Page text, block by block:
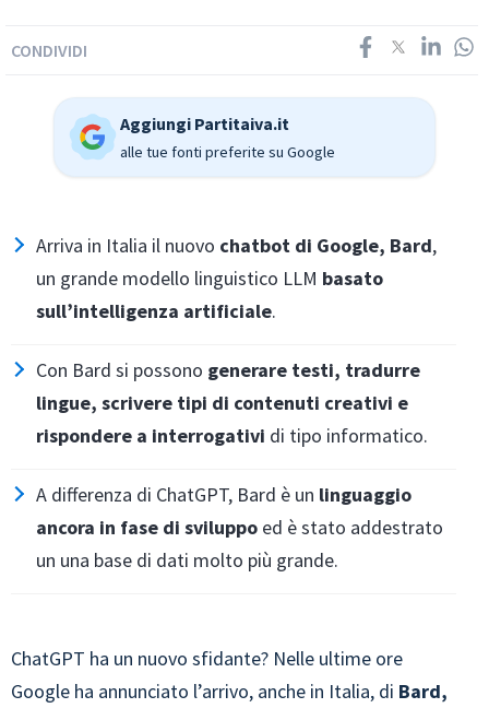
CONDIVIDI
Aggiungi Partitaiva.it
alle tue fonti preferite su Google
Arriva in Italia il nuovo chatbot di Google, Bard,
un grande modello linguistico LLM basato
sull’intelligenza artificiale.
Con Bard si possono generare testi, tradurre
lingue, scrivere tipi di contenuti creativi e
rispondere a interrogativi di tipo informatico.
A differenza di ChatGPT, Bard è un linguaggio
ancora in fase di sviluppo ed è stato addestrato
un una base di dati molto più grande.
ChatGPT ha un nuovo sfidante? Nelle ultime ore
Google ha annunciato l’arrivo, anche in Italia, di Bard,